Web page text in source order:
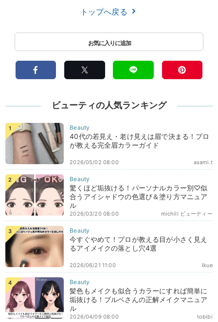
トップへ戻る
ビューティの人気ランキング
40代の若見え・老け見えは眉で決まる！プロ
が教える完全眉カラーガイド
asami.t
2026/05/02 08:00
驚くほど垢抜ける！パーソナルカラー別♡似
合うアイシャドウの色選び＆塗り方マニュア
ル
michill ビューティー
2026/03/20 08:00
今すぐやめて！プロが教える目が小さく見え
るアイメイクの落とし穴4選
Ikue
2026/06/21 11:00
髪色もメイクも似合うカラーにすれば簡単に
垢抜ける！ブルベさんの正解メイクマニュア
ル
tobibi
2026/04/09 08:00